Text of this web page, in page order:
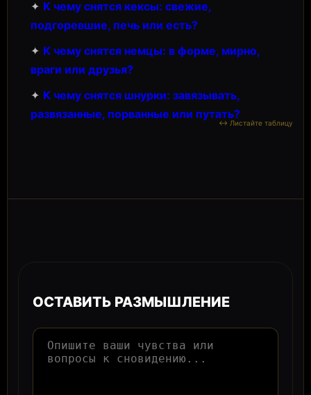
✦ К чему снятся кексы: свежие,
подгоревшие, печь или есть?
✦ К чему снятся немцы: в форме, мирно,
враги или друзья?
✦ К чему снятся шнурки: завязывать,
развязанные, порванные или путать?
ОСТАВИТЬ РАЗМЫШЛЕНИЕ